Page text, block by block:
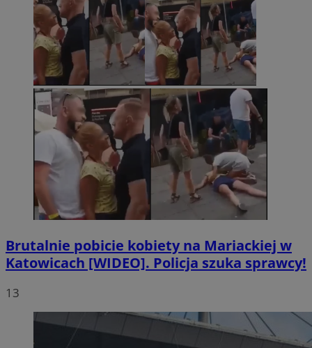
Brutalnie pobicie kobiety na Mariackiej w
Katowicach [WIDEO]. Policja szuka sprawcy!
13